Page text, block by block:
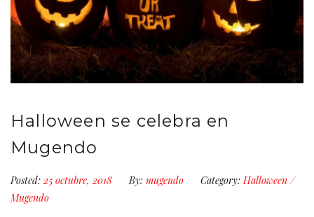
Halloween se celebra en
Mugendo
Posted: 25 octubre, 2018 By: mugendo Category: Halloween/
Mugendo